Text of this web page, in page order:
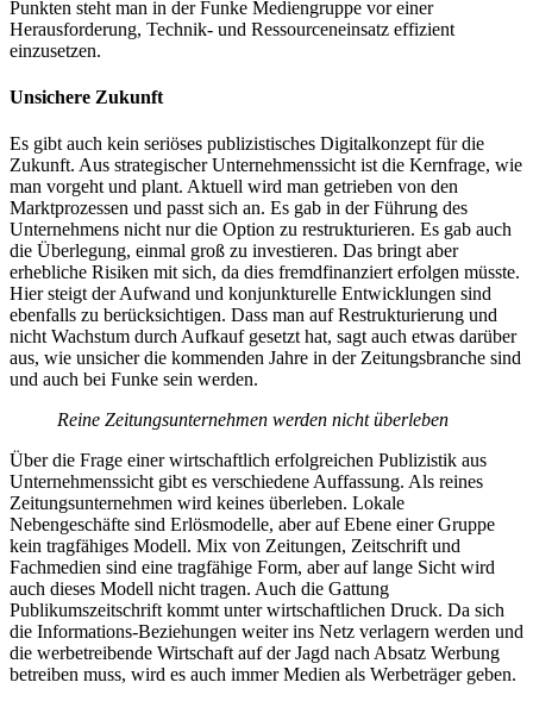
Punkten steht man in der Funke Mediengruppe vor einer
Herausforderung, Technik- und Ressourceneinsatz effizient
einzusetzen.
Unsichere Zukunft
Es gibt auch kein seriöses publizistisches Digitalkonzept für die
Zukunft. Aus strategischer Unternehmenssicht ist die Kernfrage, wie
man vorgeht und plant. Aktuell wird man getrieben von den
Marktprozessen und passt sich an. Es gab in der Führung des
Unternehmens nicht nur die Option zu restrukturieren. Es gab auch
die Überlegung, einmal groß zu investieren. Das bringt aber
erhebliche Risiken mit sich, da dies fremdfinanziert erfolgen müsste.
Hier steigt der Aufwand und konjunkturelle Entwicklungen sind
ebenfalls zu berücksichtigen. Dass man auf Restrukturierung und
nicht Wachstum durch Aufkauf gesetzt hat, sagt auch etwas darüber
aus, wie unsicher die kommenden Jahre in der Zeitungsbranche sind
und auch bei Funke sein werden.
Reine Zeitungsunternehmen werden nicht überleben
Über die Frage einer wirtschaftlich erfolgreichen Publizistik aus
Unternehmenssicht gibt es verschiedene Auffassung. Als reines
Zeitungsunternehmen wird keines überleben. Lokale
Nebengeschäfte sind Erlösmodelle, aber auf Ebene einer Gruppe
kein tragfähiges Modell. Mix von Zeitungen, Zeitschrift und
Fachmedien sind eine tragfähige Form, aber auf lange Sicht wird
auch dieses Modell nicht tragen. Auch die Gattung
Publikumszeitschrift kommt unter wirtschaftlichen Druck. Da sich
die Informations-Beziehungen weiter ins Netz verlagern werden und
die werbetreibende Wirtschaft auf der Jagd nach Absatz Werbung
betreiben muss, wird es auch immer Medien als Werbeträger geben.